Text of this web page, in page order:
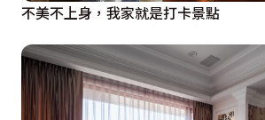
不美不上身，我家就是打卡景點